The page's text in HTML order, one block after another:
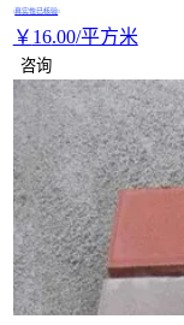
真实性已核验
￥ 16.00/平方米
咨询